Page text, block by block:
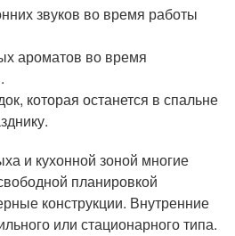
звуков во время работы
ароматов во время
которая останется в спальне
и кухонной зоной многие
планировкой
конструкции. Внутренние
или стационарного типа.